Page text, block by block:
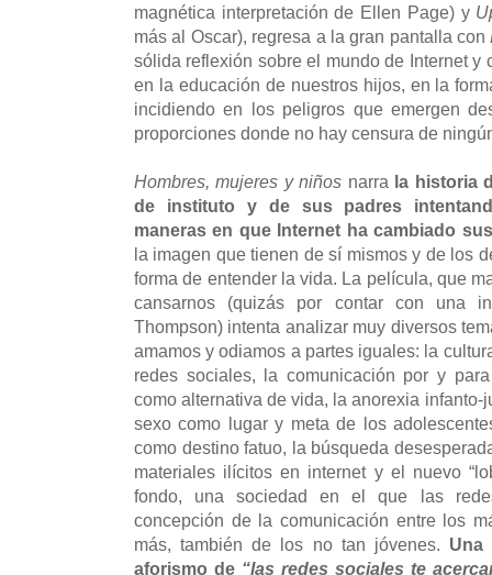
magnética interpretación de Ellen Page) y
más al Oscar), regresa a la gran pantalla con
sólida reflexión sobre el mundo de Internet y
en la educación de nuestros hijos, en la
incidiendo en los peligros que emergen
proporciones donde no hay censura de
Hombres, mujeres y niños narra la historia
de instituto y de sus padres
maneras en que Internet ha cambiado
la imagen que tienen de sí mismos y de los
forma de entender la vida. La película, que
cansarnos (quizás por contar con una
Thompson) intenta analizar muy diversos
amamos y odiamos a partes iguales: la
redes sociales, la comunicación por y
como alternativa de vida, la anorexia
sexo como lugar y meta de los
como destino fatuo, la búsqueda
materiales ilícitos en internet y el nuevo
fondo, una sociedad en el que las
concepción de la comunicación entre los
más, también de los no tan jóvenes. Una
aforismo de “las redes sociales te